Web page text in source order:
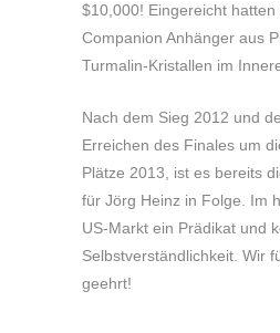
$10,000! Eingereicht hatten
Companion Anhänger aus
Turmalin-Kristallen im
Nach dem Sieg 2012 und
Erreichen des Finales um
Plätze 2013, ist es bereits
für Jörg Heinz in Folge. Im
US-Markt ein Prädikat und
Selbstverständlichkeit. Wir
geehrt!